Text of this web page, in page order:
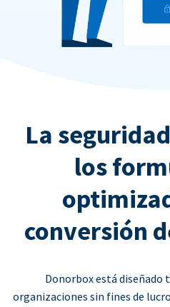
La
los
conversión
Donorbox está diseñado
organizaciones sin fines de